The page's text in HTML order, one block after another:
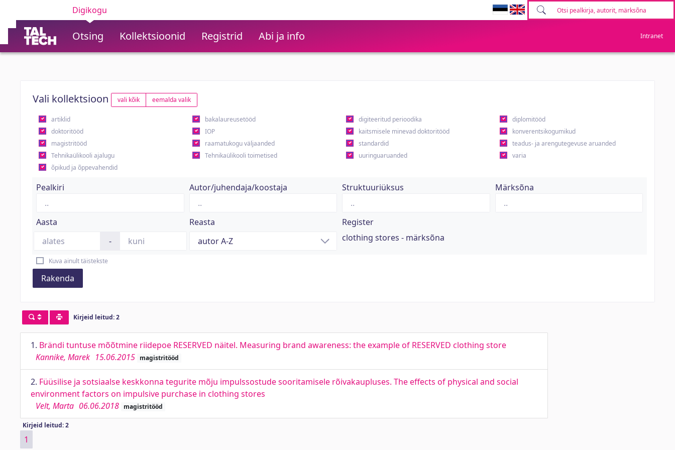
Digikogu
Otsing Kollektsioonid Registrid Abi ja info Intranet
Vali kollektsioon vali kõik eemalda valik
artiklid bakalaureusetööd digiteeritud perioodika
diplomitööd
doktoritööd
IOP kaitsmisele minevad doktoritööd
konverentsikogumikud
magistritööd
raamatukogu väljaanded standardid
teadus- ja arengutegevuse aruanded
Tehnikaülikooli ajalugu
Tehnikaülikooli toimetised uuringuaruanded
varia
õpikud ja õppevahendid
Pealkiri Autor/juhendaja/koostaja Struktuuriüksus Märksõna
Aasta
-
Reasta
Register
clothing stores - märksõna
Kuva ainult täistekste
Rakenda
Kirjeid leitud: 2
1. Brändi tuntuse mõõtmine riidepoe RESERVED näitel. Measuring brand awareness: the example of RESERVED clothing store
Kannike, Marek 15.06.2015 magistritööd
2. Füüsilise ja sotsiaalse keskkonna tegurite mõju impulssostude sooritamisele rõivakaupluses. The effects of physical and social
environment factors on impulsive purchase in clothing stores
Velt, Marta 06.06.2018 magistritööd
Kirjeid leitud: 2
1